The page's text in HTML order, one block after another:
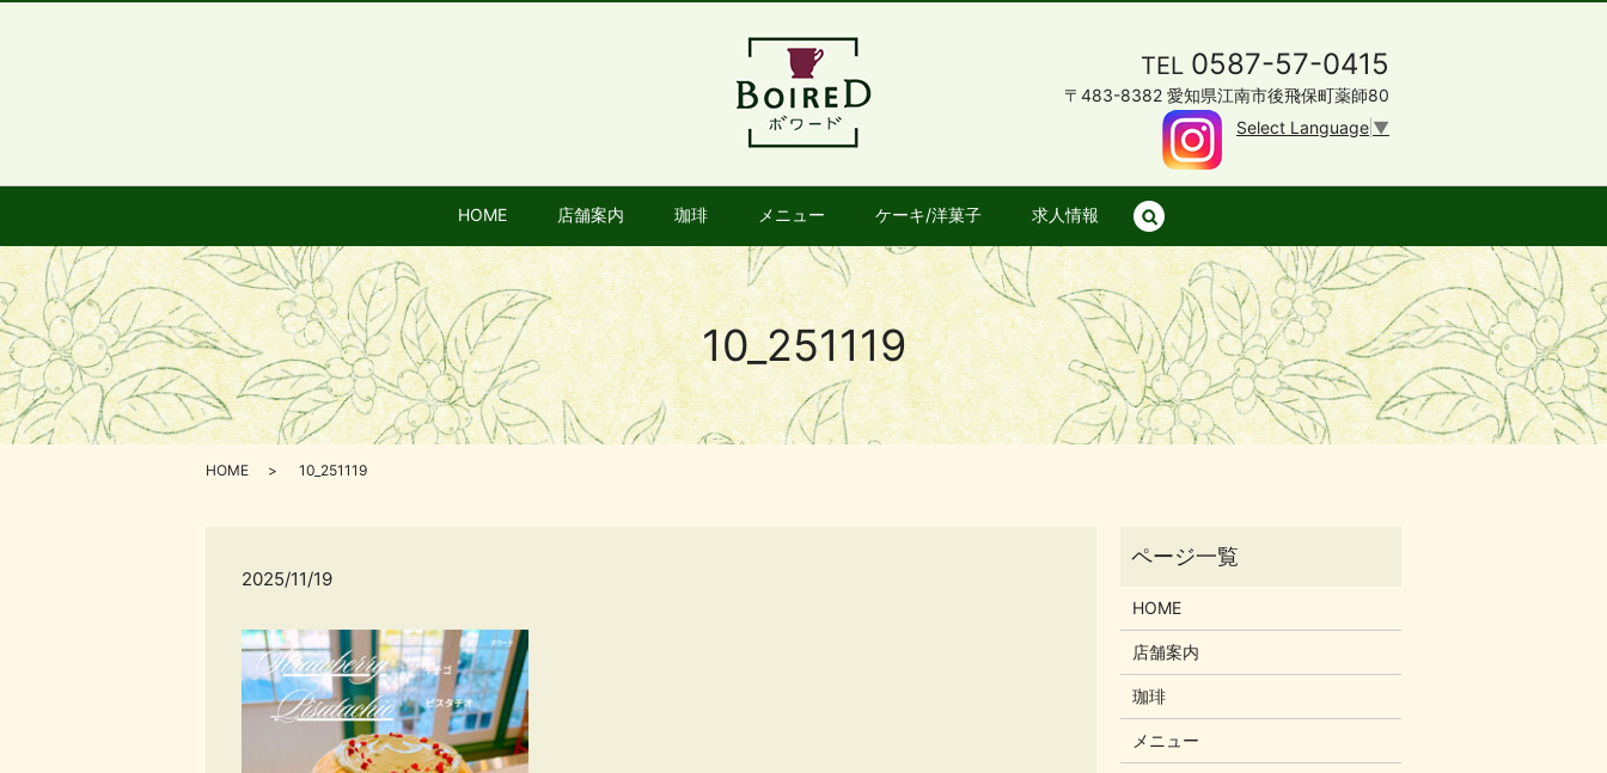
HOME 店舗案内 珈琲 メニュー ケーキ/洋菓子 求人情報 search
TEL 0587-57-0415
〒483-8382 愛知県江南市後飛保町薬師80
Select Language ▼
10_251119
HOME 10_251119
2025/11/19
HOME
店舗案内
珈琲
メニュー